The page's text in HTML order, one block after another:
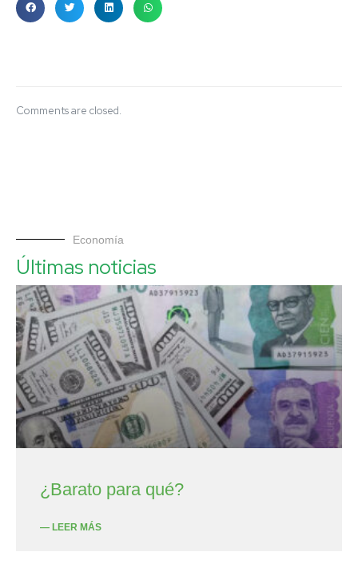
Comments are closed.
Economía
Últimas noticias
¿Barato para qué?
— LEER MÁS